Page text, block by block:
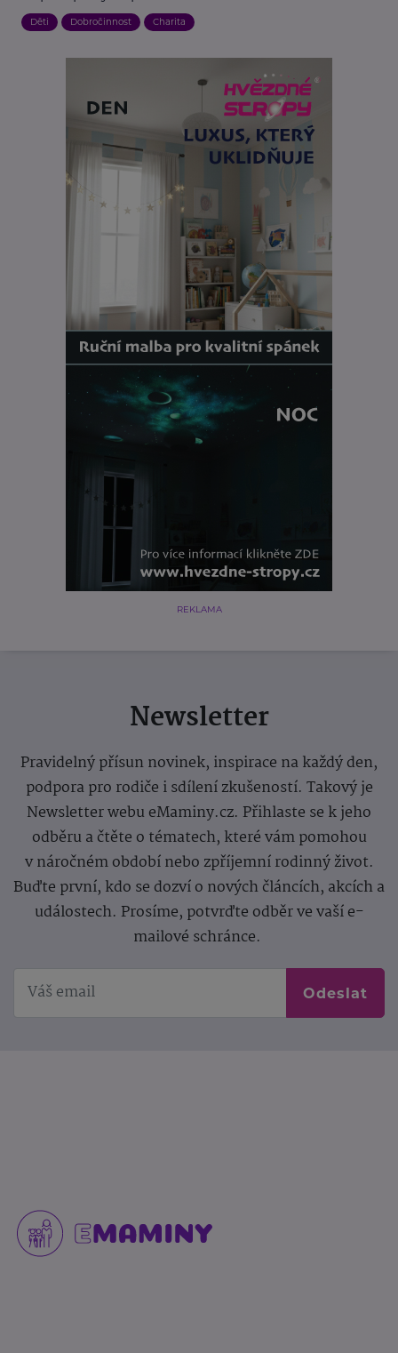
Děti Dobročinnost Charita
REKLAMA
Newsletter
Pravidelný přísun novinek, inspirace na každý den,
podpora pro rodiče i sdílení zkušeností. Takový je
Newsletter webu eMaminy.cz. Přihlaste se k jeho
odběru a čtěte o tématech, které vám pomohou
v náročném období nebo zpříjemní rodinný život.
Buďte první, kdo se dozví o nových článcích, akcích a
událostech. Prosíme, potvrďte odběr ve vaší e-
mailové schránce.
Odeslat